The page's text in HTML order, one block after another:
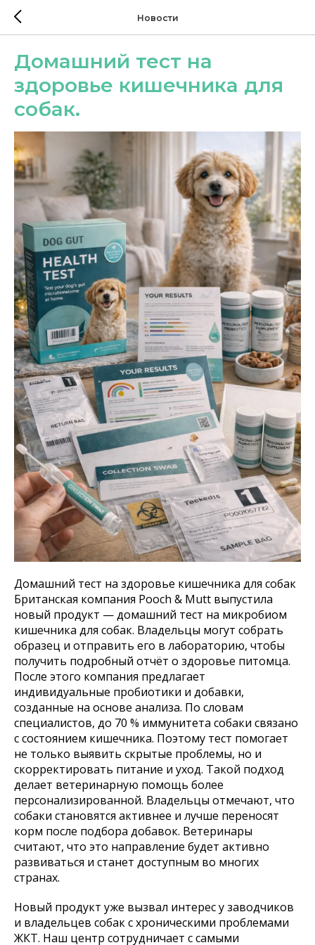
Новости
Домашний тест на
здоровье кишечника для
собак.
Домашний тест на здоровье кишечника для собак
Британская компания Pooch & Mutt выпустила
новый продукт — домашний тест на микробиом
кишечника для собак. Владельцы могут собрать
образец и отправить его в лабораторию, чтобы
получить подробный отчёт о здоровье питомца.
После этого компания предлагает
индивидуальные пробиотики и добавки,
созданные на основе анализа. По словам
специалистов, до 70 % иммунитета собаки связано
с состоянием кишечника. Поэтому тест помогает
не только выявить скрытые проблемы, но и
скорректировать питание и уход. Такой подход
делает ветеринарную помощь более
персонализированной. Владельцы отмечают, что
собаки становятся активнее и лучше переносят
корм после подбора добавок. Ветеринары
считают, что это направление будет активно
развиваться и станет доступным во многих
странах.
Новый продукт уже вызвал интерес у заводчиков
и владельцев собак с хроническими проблемами
ЖКТ. Наш центр сотрудничает с самыми